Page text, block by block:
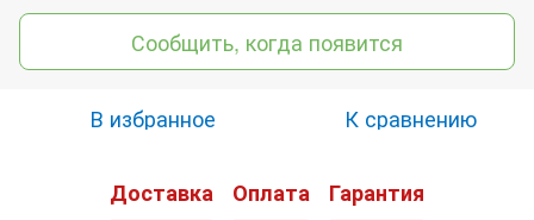
Сообщить, когда появится
В избранное К сравнению
Доставка Оплата Гарантия